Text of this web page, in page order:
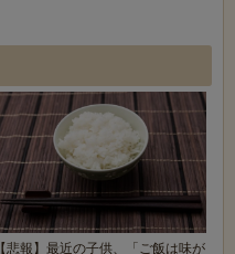
【悲報】最近の子供、「ご飯は味が